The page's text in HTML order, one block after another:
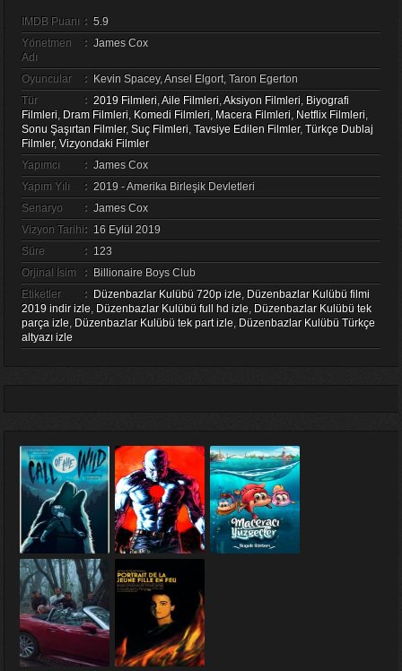
IMDB Puanı : 5.9
Yönetmen
Adı
: James Cox
Oyuncular : Kevin Spacey, Ansel Elgort, Taron Egerton
Tür
: 2019 Filmleri,Aile Filmleri,Aksiyon Filmleri, Biyografi
Filmleri, Dram Filmleri, Komedi Filmleri, Macera Filmleri, Netflix Filmleri,
Sonu Şaşırtan Filmler, Suç Filmleri, Tavsiye Edilen Filmler, Türkçe Dublaj
Filmler, Vizyondaki Filmler
Yapımcı
: James Cox
Yapım Yılı
: 2019 - Amerika Birleşik Devletleri
Senaryo
: James Cox
Vizyon Tarihi: 16 Eylül 2019
Süre
: 123
Orjinal İsim
: Billionaire Boys Club
Etiketler
: Düzenbazlar Kulübü 720p izle, Düzenbazlar Kulübü filmi
2019 indir izle, Düzenbazlar Kulübü full hd izle, Düzenbazlar Kulübü tek
parça izle, Düzenbazlar Kulübü tek part izle, Düzenbazlar Kulübü Türkçe
altyazı izle